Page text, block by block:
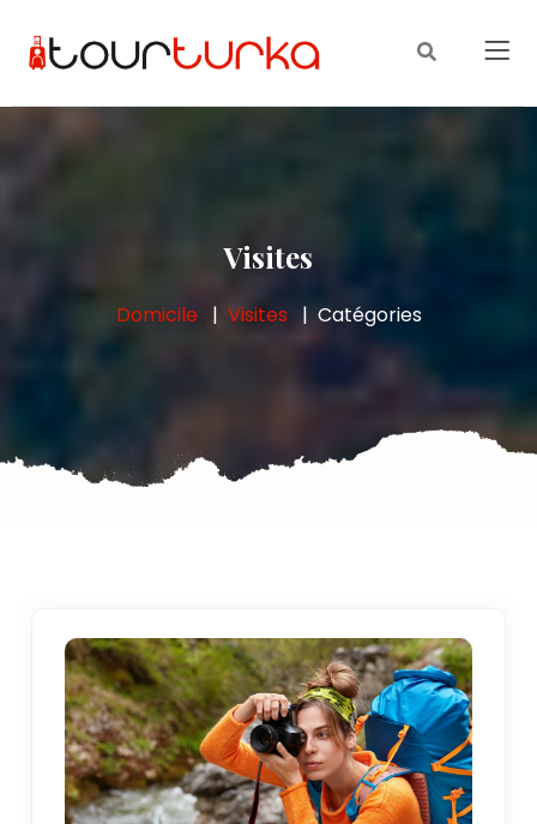
Visites
Domicile Visites Catégories